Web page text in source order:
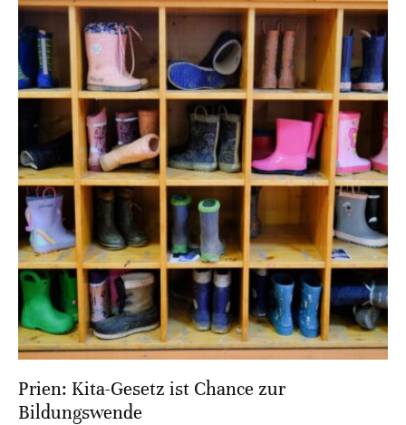
Prien: Kita-Gesetz ist Chance zur
Bildungswende